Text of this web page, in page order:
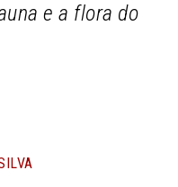
e a flora do